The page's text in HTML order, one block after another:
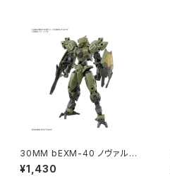
30MM bEXM-40 ノヴァルヴ
[グリーン] プラモデル（新品 在
庫品）
¥1,430